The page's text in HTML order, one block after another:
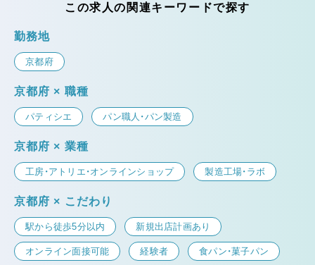
この求人の関連キーワードで探す
勤務地
京都府
京都府 × 職種
パティシエ パン職人・パン製造
京都府 × 業種
工房・アトリエ・オンラインショップ 製造工場・ラボ
京都府 × こだわり
駅から徒歩5分以内 新規出店計画あり
オンライン面接可能 経験者 食パン・菓子パン